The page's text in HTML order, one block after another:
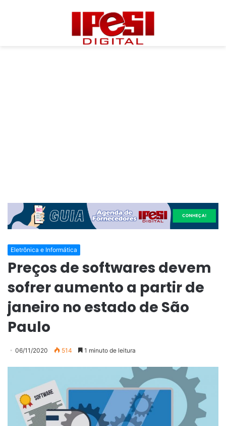
Eletrônica e Informática
Preços de softwares devem
sofrer aumento a partir de
janeiro no estado de São
Paulo
06/11/2020 514 1 minuto de leitura